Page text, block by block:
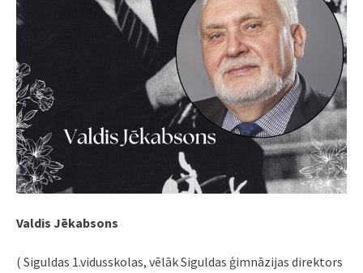
Valdis Jēkabsons
( Siguldas 1.vidusskolas, vēlāk Siguldas ģimnāzijas direktors